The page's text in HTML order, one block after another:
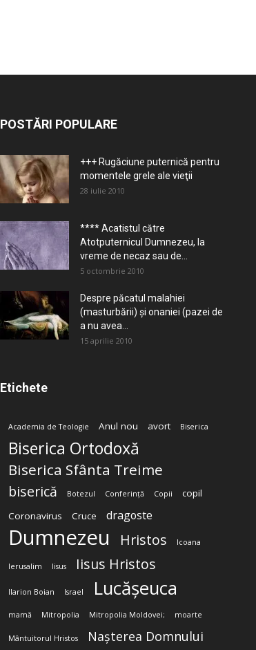
POSTĂRI POPULARE
+++ Rugăciune puternică pentru
momentele grele ale vieţii
28 iulie 2010
**** Acatistul către
Atotputernicul Dumnezeu, la
vreme de necaz sau de...
5 octombrie 2010
Despre păcatul malahiei
(masturbării) şi onaniei (pazei de
a nu avea...
15 aprilie 2010
Etichete
Academia de Teologie Anul nou avort Biserica
Biserica Ortodoxă
Biserica Sfânta Treime
biserică Botezul Conferință Copii
copil
Coronavirus
Cruce dragoste
Dumnezeu Hristos Icoana
Ierusalim Iisus Iisus Hristos
Ilarion Boian Israel Lucășeuca
mamă Mitropolia Mitropolia Moldovei; moarte
Mântuitorul Hristos Nașterea Domnului